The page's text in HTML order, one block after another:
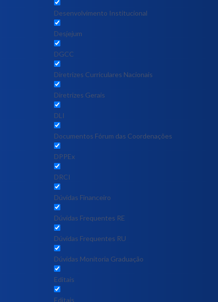
Desenvolvimento Institucional
Desjejum
DGCC
Diretrizes Curriculares Nacionais
Diretrizes Gerais
DLI
Documentos Fórum das Coordenações
DPPEx
DRCI
Dúvidas Financeiro
Dúvidas Frequentes RE
Dúvidas Frequentes RU
Dúvidas Monitoria Graduação
Editais
Editais